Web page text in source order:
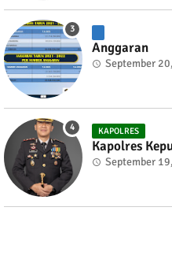
Anggaran
September
KAPOLRES
Kapolres
September